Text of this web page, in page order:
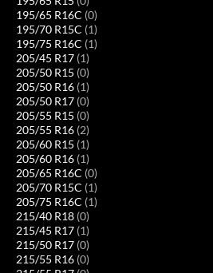
195/65 R16C (0)
195/70 R15C (1)
195/75 R16C (1)
205/45 R17 (1)
205/50 R15 (0)
205/50 R16 (1)
205/50 R17 (0)
205/55 R15 (0)
205/55 R16 (2)
205/60 R15 (1)
205/60 R16 (1)
205/65 R16C (0)
205/70 R15C (1)
205/75 R16C (1)
215/40 R18 (0)
215/45 R17 (1)
215/50 R17 (0)
215/55 R16 (0)